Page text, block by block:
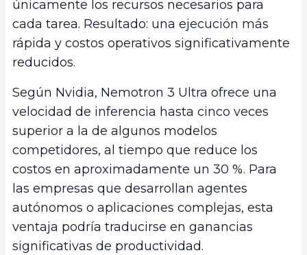
únicamente los recursos necesarios para
cada tarea. Resultado: una ejecución más
rápida y costos operativos significativamente
reducidos.
Según Nvidia, Nemotron 3 Ultra ofrece una
velocidad de inferencia hasta cinco veces
superior a la de algunos modelos
competidores, al tiempo que reduce los
costos en aproximadamente un 30 %. Para
las empresas que desarrollan agentes
autónomos o aplicaciones complejas, esta
ventaja podría traducirse en ganancias
significativas de productividad.